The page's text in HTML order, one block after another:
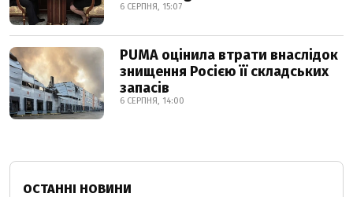
6 СЕРПНЯ, 15:07
PUMA оцінила втрати внаслідок
знищення Росією її складських
запасів
6 СЕРПНЯ, 14:00
ОСТАННІ НОВИНИ